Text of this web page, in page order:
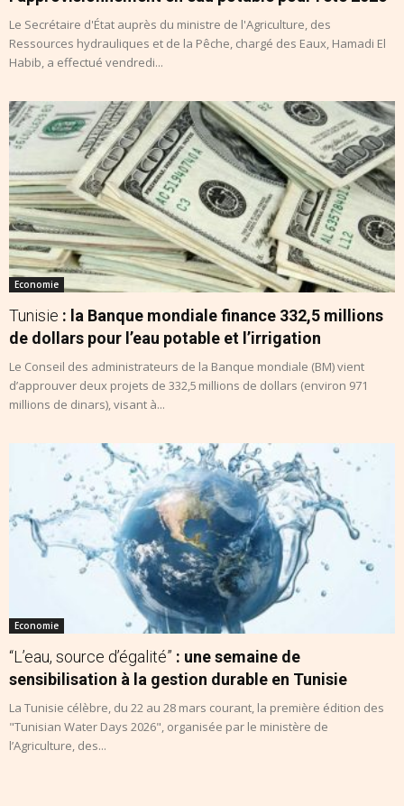
Le Secrétaire d'État auprès du ministre de l'Agriculture, des
Ressources hydrauliques et de la Pêche, chargé des Eaux, Hamadi El
Habib, a effectué vendredi...
Economie
Tunisie : la Banque mondiale finance 332,5 millions
de dollars pour l’eau potable et l’irrigation
Le Conseil des administrateurs de la Banque mondiale (BM) vient
d’approuver deux projets de 332,5 millions de dollars (environ 971
millions de dinars), visant à...
Economie
“L’eau, source d’égalité” : une semaine de
sensibilisation à la gestion durable en Tunisie
La Tunisie célèbre, du 22 au 28 mars courant, la première édition des
"Tunisian Water Days 2026", organisée par le ministère de
l’Agriculture, des...